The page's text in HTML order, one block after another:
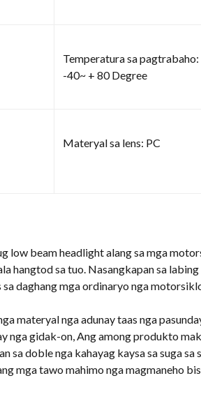
Temperatura sa pagtrabaho:
-40~ + 80 Degree
Materyal sa lens: PC
low beam headlight alang sa mga
hangtod sa tuo. Nasangkapan sa
daghang mga ordinaryo nga
materyal nga adunay taas nga
nga gidak-on, Ang among produkto
doble nga kahayag kaysa sa suga sa
mga tawo mahimo nga magmaneho